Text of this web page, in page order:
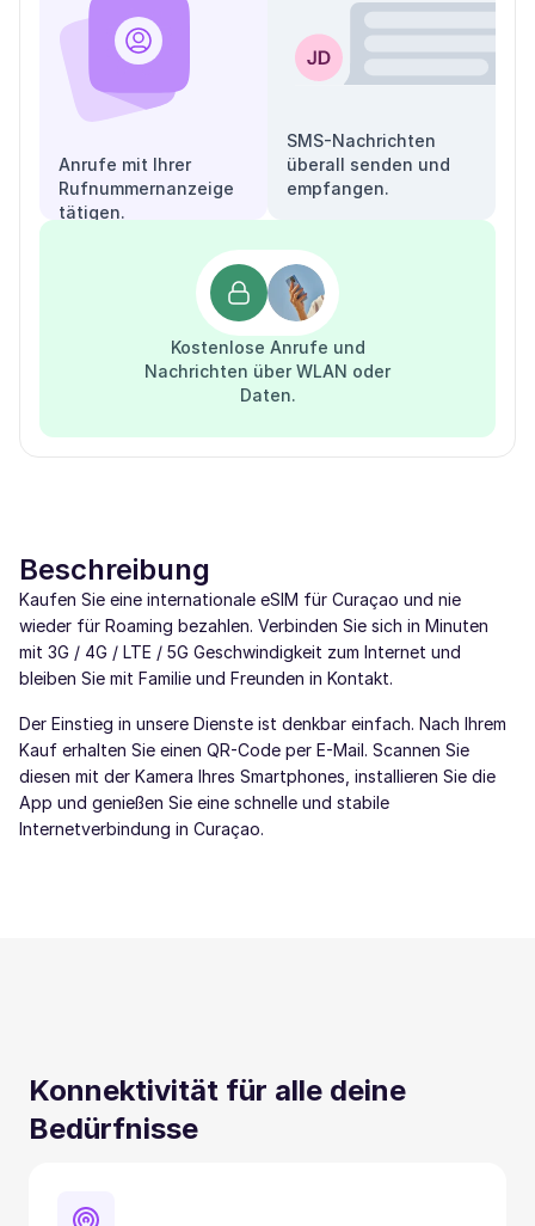
Anrufe mit Ihrer
Rufnummernanzeige
tätigen.
SMS-Nachrichten
überall senden und
empfangen.
Kostenlose Anrufe und
Nachrichten über WLAN oder
Daten.
Beschreibung
Kaufen Sie eine internationale eSIM für Curaçao und nie
wieder für Roaming bezahlen. Verbinden Sie sich in Minuten
mit 3G / 4G / LTE / 5G Geschwindigkeit zum Internet und
bleiben Sie mit Familie und Freunden in Kontakt.
Der Einstieg in unsere Dienste ist denkbar einfach. Nach Ihrem
Kauf erhalten Sie einen QR-Code per E-Mail. Scannen Sie
diesen mit der Kamera Ihres Smartphones, installieren Sie die
App und genießen Sie eine schnelle und stabile
Internetverbindung in Curaçao.
Konnektivität für alle deine
Bedürfnisse